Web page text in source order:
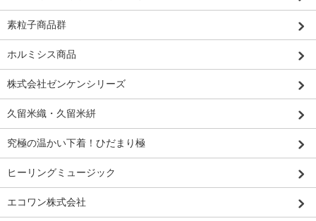
素粒子商品群
ホルミシス商品
株式会社ゼンケンシリーズ
久留米織・久留米絣
究極の温かい下着！ひだまり極
ヒーリングミュージック
エコワン株式会社